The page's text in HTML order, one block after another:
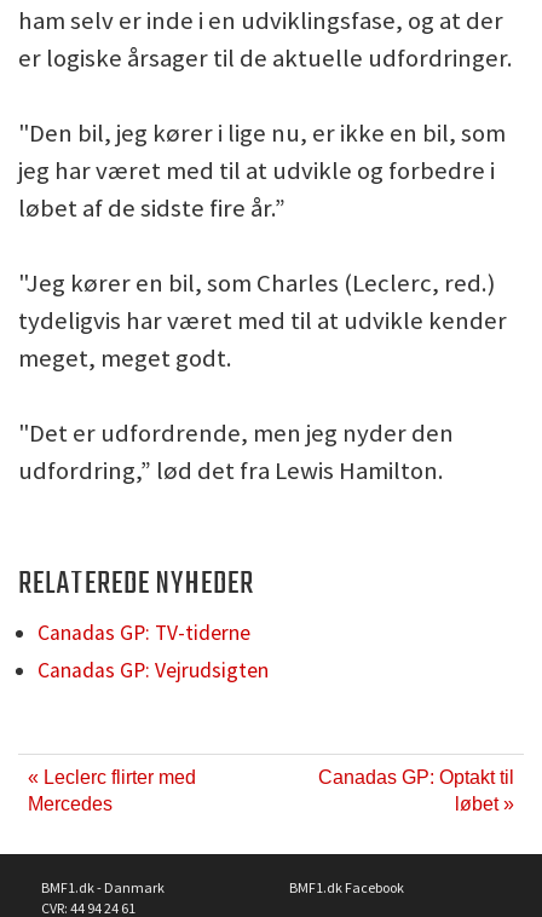
ham selv er inde i en udviklingsfase, og at der
er logiske årsager til de aktuelle udfordringer.
"Den bil, jeg kører i lige nu, er ikke en bil, som
jeg har været med til at udvikle og forbedre i
løbet af de sidste fire år.”
"Jeg kører en bil, som Charles (Leclerc, red.)
tydeligvis har været med til at udvikle kender
meget, meget godt.
"Det er udfordrende, men jeg nyder den
udfordring,” lød det fra Lewis Hamilton.
RELATEREDE NYHEDER
Canadas GP: TV-tiderne
Canadas GP: Vejrudsigten
« Leclerc flirter med
Mercedes
Canadas GP: Optakt til
løbet »
BMF1.dk - Danmark
CVR: 44 94 24 61
BMF1.dk Facebook